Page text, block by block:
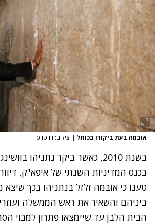
אובמה בעת ביקורו בכותל | צילום: רויטרס
בשנת 2010, כאשר ביקר נתניהו
בכנס המדיניות השנתי של איפא"ק,
טענו כי אובמה זלזל בנתניהו בכך
ביניהם והשאיר את ראש הממשלה
הבית הלבן עד שיימצאו פתרון למבוי